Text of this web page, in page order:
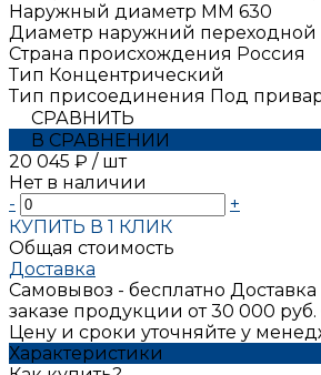
Наружный диаметр ММ 630
Диаметр наружний
Страна происхождения Россия
Тип Концентрический
Тип присоединения Под
СРАВНИТЬ
В СРАВНЕНИИ
20 045 ₽ / шт
Нет в наличии
-
+
КУПИТЬ В 1 КЛИК
Общая стоимость
Доставка
Самовывоз - бесплатно
заказе продукции от 30 000 руб.
Цену и сроки уточняйте у
Характеристики